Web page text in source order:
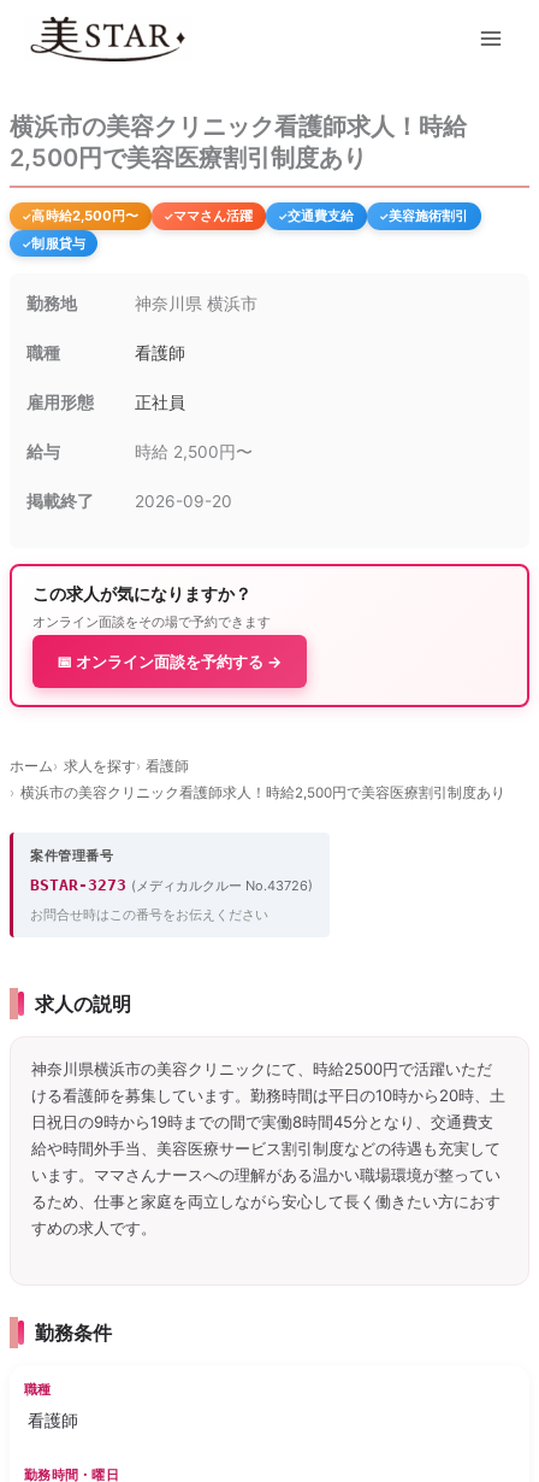
キ
ッ
プ
横浜市の美容クリニック看護師求人！時給
2,500円で美容医療割引制度あり
高時給2,500円〜 ママさん活躍 交通費支給
美容施術割引
制服貸与
勤務地 神奈川県 横浜市
職種 看護師
雇用形態 正社員
給与 時給 2,500円〜
掲載終了 2026-09-20
この求人が気になりますか？
オンライン面談をその場で予約できます
📅 オンライン面談を予約する →
ホーム 求人を探す
看護師
横浜市の美容クリニック看護師求人！時給2,500円で美容医療割引制度あり
案件管理番号
BSTAR-3273 (メディカルクルー No.43726)
お問合せ時はこの番号をお伝えください
求人の説明
神奈川県横浜市の美容クリニックにて、時給2500円で活躍いただ
ける看護師を募集しています。勤務時間は平日の10時から20時、土
日祝日の9時から19時までの間で実働8時間45分となり、交通費支
給や時間外手当、美容医療サービス割引制度などの待遇も充実して
います。ママさんナースへの理解がある温かい職場環境が整ってい
るため、仕事と家庭を両立しながら安心して長く働きたい方におす
すめの求人です。
勤務条件
職種
看護師
勤務時間・曜日